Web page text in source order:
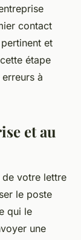
contact
et
étape
à
et au
votre lettre
le poste
qui le
une